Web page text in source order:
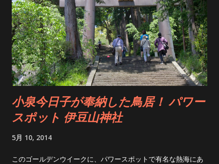
みくじは白紙ですが、「大大吉」のおみくじは金色で、滅多に
出ない非常に珍しいおみくじだそうです。 早朝から非常に多く
の人がおみくじを引いていましたが、珍しいおみくじに人だか
りが出来てしまいました。 小学校2年生の息子には、まだピン
ときていない感じでしたが、この運を大人になるまで持ち続け
て欲しいと思ってしまいました！親ばかですね！！ 大きな地図
で見る
小泉今日子が奉納した鳥居！ パワー
スポット 伊豆山神社
5月 10, 2014
このゴールデンウイークに、パワースポットで有名な熱海にあ